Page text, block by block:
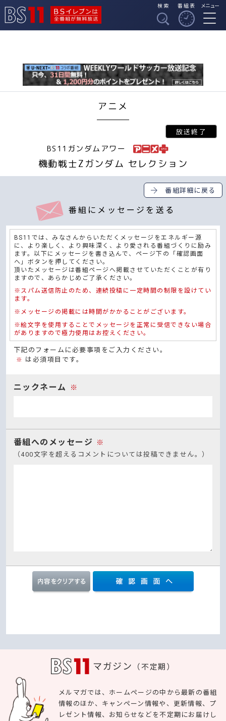
BSイレブンは全番組
検索 番組表 メニュー
アニメ
BS11ガンダムアワー
機動戦士Zガンダム セレクション
番組詳細に戻る
番組にメッセージを送る
BS11では、みなさんからいただくメッセージをエネルギー源
に、より楽しく、より興味深く、より愛される番組づくりに励み
ます。以下にメッセージを書き込んで、ページ下の「確認画面
へ」ボタンを押してください。
頂いたメッセージは番組ページへ掲載させていただくことが有り
ますので、あらかじめご了承ください。
※スパム送信防止のため、連続投稿に一定時間の制限を設けてい
ます。
※メッセージの掲載には時間がかかることがございます。
※絵文字を使用することでメッセージを正常に受信できない場合
がありますので極力使用はお控えください。
下記のフォームに必要事項をご入力ください。
※ は必須項目です。
ニックネーム ※
番組へのメッセージ ※
（400文字を超えるコメントについては投稿できません。）
マガジン （不定期）
メルマガでは、ホームページの中から最新の番組
情報のほか、キャンペーン情報や、更新情報、プ
レゼント情報、お知らせなどを不定期にお届けし